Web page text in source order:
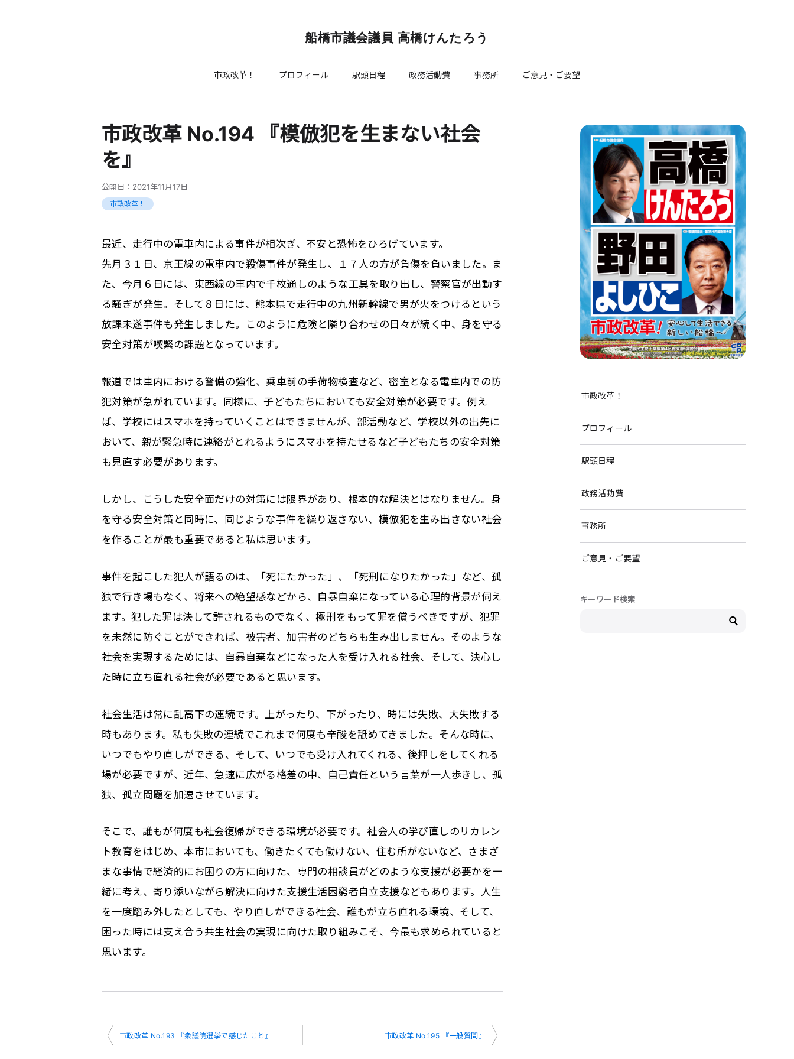
船橋市議会議員 高橋けんたろう
市政改革！ プロフィール 駅頭日程 政務活動費 事務所 ご意見・ご要望
市政改革 No.194 『模倣犯を生まない社会
を』
公開日： 2021年11月17日
市政改革！
最近、走行中の電車内による事件が相次ぎ、不安と恐怖をひろげています。
先月３１日、京王線の電車内で殺傷事件が発生し、１７人の方が負傷を負いました。ま
た、今月６日には、東西線の車内で千枚通しのような工具を取り出し、警察官が出動す
る騒ぎが発生。そして８日には、熊本県で走行中の九州新幹線で男が火をつけるという
放課未遂事件も発生しました。このように危険と隣り合わせの日々が続く中、身を守る
安全対策が喫緊の課題となっています。
報道では車内における警備の強化、乗車前の手荷物検査など、密室となる電車内での防
犯対策が急がれています。同様に、子どもたちにおいても安全対策が必要です。例え
ば、学校にはスマホを持っていくことはできませんが、部活動など、学校以外の出先に
おいて、親が緊急時に連絡がとれるようにスマホを持たせるなど子どもたちの安全対策
も見直す必要があります。
しかし、こうした安全面だけの対策には限界があり、根本的な解決とはなりません。身
を守る安全対策と同時に、同じような事件を繰り返さない、模倣犯を生み出さない社会
を作ることが最も重要であると私は思います。
事件を起こした犯人が語るのは、「死にたかった」、「死刑になりたかった」など、孤
独で行き場もなく、将来への絶望感などから、自暴自棄になっている心理的背景が伺え
ます。犯した罪は決して許されるものでなく、極刑をもって罪を償うべきですが、犯罪
を未然に防ぐことができれば、被害者、加害者のどちらも生み出しません。そのような
社会を実現するためには、自暴自棄などになった人を受け入れる社会、そして、決心し
た時に立ち直れる社会が必要であると思います。
社会生活は常に乱高下の連続です。上がったり、下がったり、時には失敗、大失敗する
時もあります。私も失敗の連続でこれまで何度も辛酸を舐めてきました。そんな時に、
いつでもやり直しができる、そして、いつでも受け入れてくれる、後押しをしてくれる
場が必要ですが、近年、急速に広がる格差の中、自己責任という言葉が一人歩きし、孤
独、孤立問題を加速させています。
そこで、誰もが何度も社会復帰ができる環境が必要です。社会人の学び直しのリカレン
ト教育をはじめ、本市においても、働きたくても働けない、住む所がないなど、さまざ
まな事情で経済的にお困りの方に向けた、専門の相談員がどのような支援が必要かを一
緒に考え、寄り添いながら解決に向けた支援生活困窮者自立支援などもあります。人生
を一度踏み外したとしても、やり直しができる社会、誰もが立ち直れる環境、そして、
困った時には支え合う共生社会の実現に向けた取り組みこそ、今最も求められていると
思います。
投
市政改革 No.193 『衆議院選挙で感じたこと』 市政改革 No.195 『一般質問』
市政改革！
プロフィール
駅頭日程
政務活動費
事務所
ご意見・ご要望
キーワード検索